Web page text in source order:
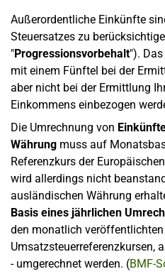
Außerordentliche Einkünfte
Steuersatzes zu
"Progressionsvorbehalt").
mit einem Fünftel bei der
aber nicht bei der Ermittlung
Einkommens einbezogen
Die Umrechnung von
Währung muss auf
Referenzkurs der
wird allerdings nicht
ausländischen Währung
Basis eines jährlichen
den monatlich veröffentlichten
Umsatzsteuerreferenzkursen,
- umgerechnet werden. (BMF-